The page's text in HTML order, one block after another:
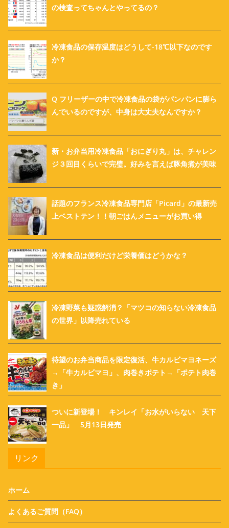
の検査ってちゃんとやってるの？
冷凍食品の保存温度はどうして-18℃以下なのです
か？
Q フリーザーの中で冷凍食品の袋がパンパンに膨ら
んでいるのですが、中身は大丈夫なんですか？
新・お弁当用冷凍食品「おにぎり丸」は、チャレン
ジ３回目くらいで完璧。好みを言えば豚角煮が美味
話題のフランス冷凍食品専門店「Picard」の最新売
上ベストテン！！朝ごはんメニューがお買い得
冷凍食品は便利だけど栄養価はどうかな？
冷凍野菜も疑惑解消？「マツコの知らない冷凍食品
の世界」以降売れている
待望のお弁当商品を限定復活、牛カルビマヨネーズ
→「牛カルビマヨ」、肉巻きポテト→「ポテト肉巻
き」
ついに新登場！ キンレイ「お水がいらない 天下
一品」 5月13日発売
リンク
ホーム
よくあるご質問（FAQ）